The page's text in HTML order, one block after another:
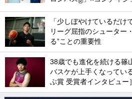
「少しぼやけているだけ
リーグ屈指のシューター
る”ことの重要性
38歳でも進化を続ける篠
バスケが上手くなってい
ぶ賞 受賞者インタビュー］